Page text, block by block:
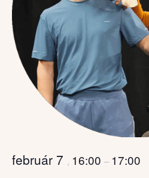
február 7 , 16:00 – 17:00